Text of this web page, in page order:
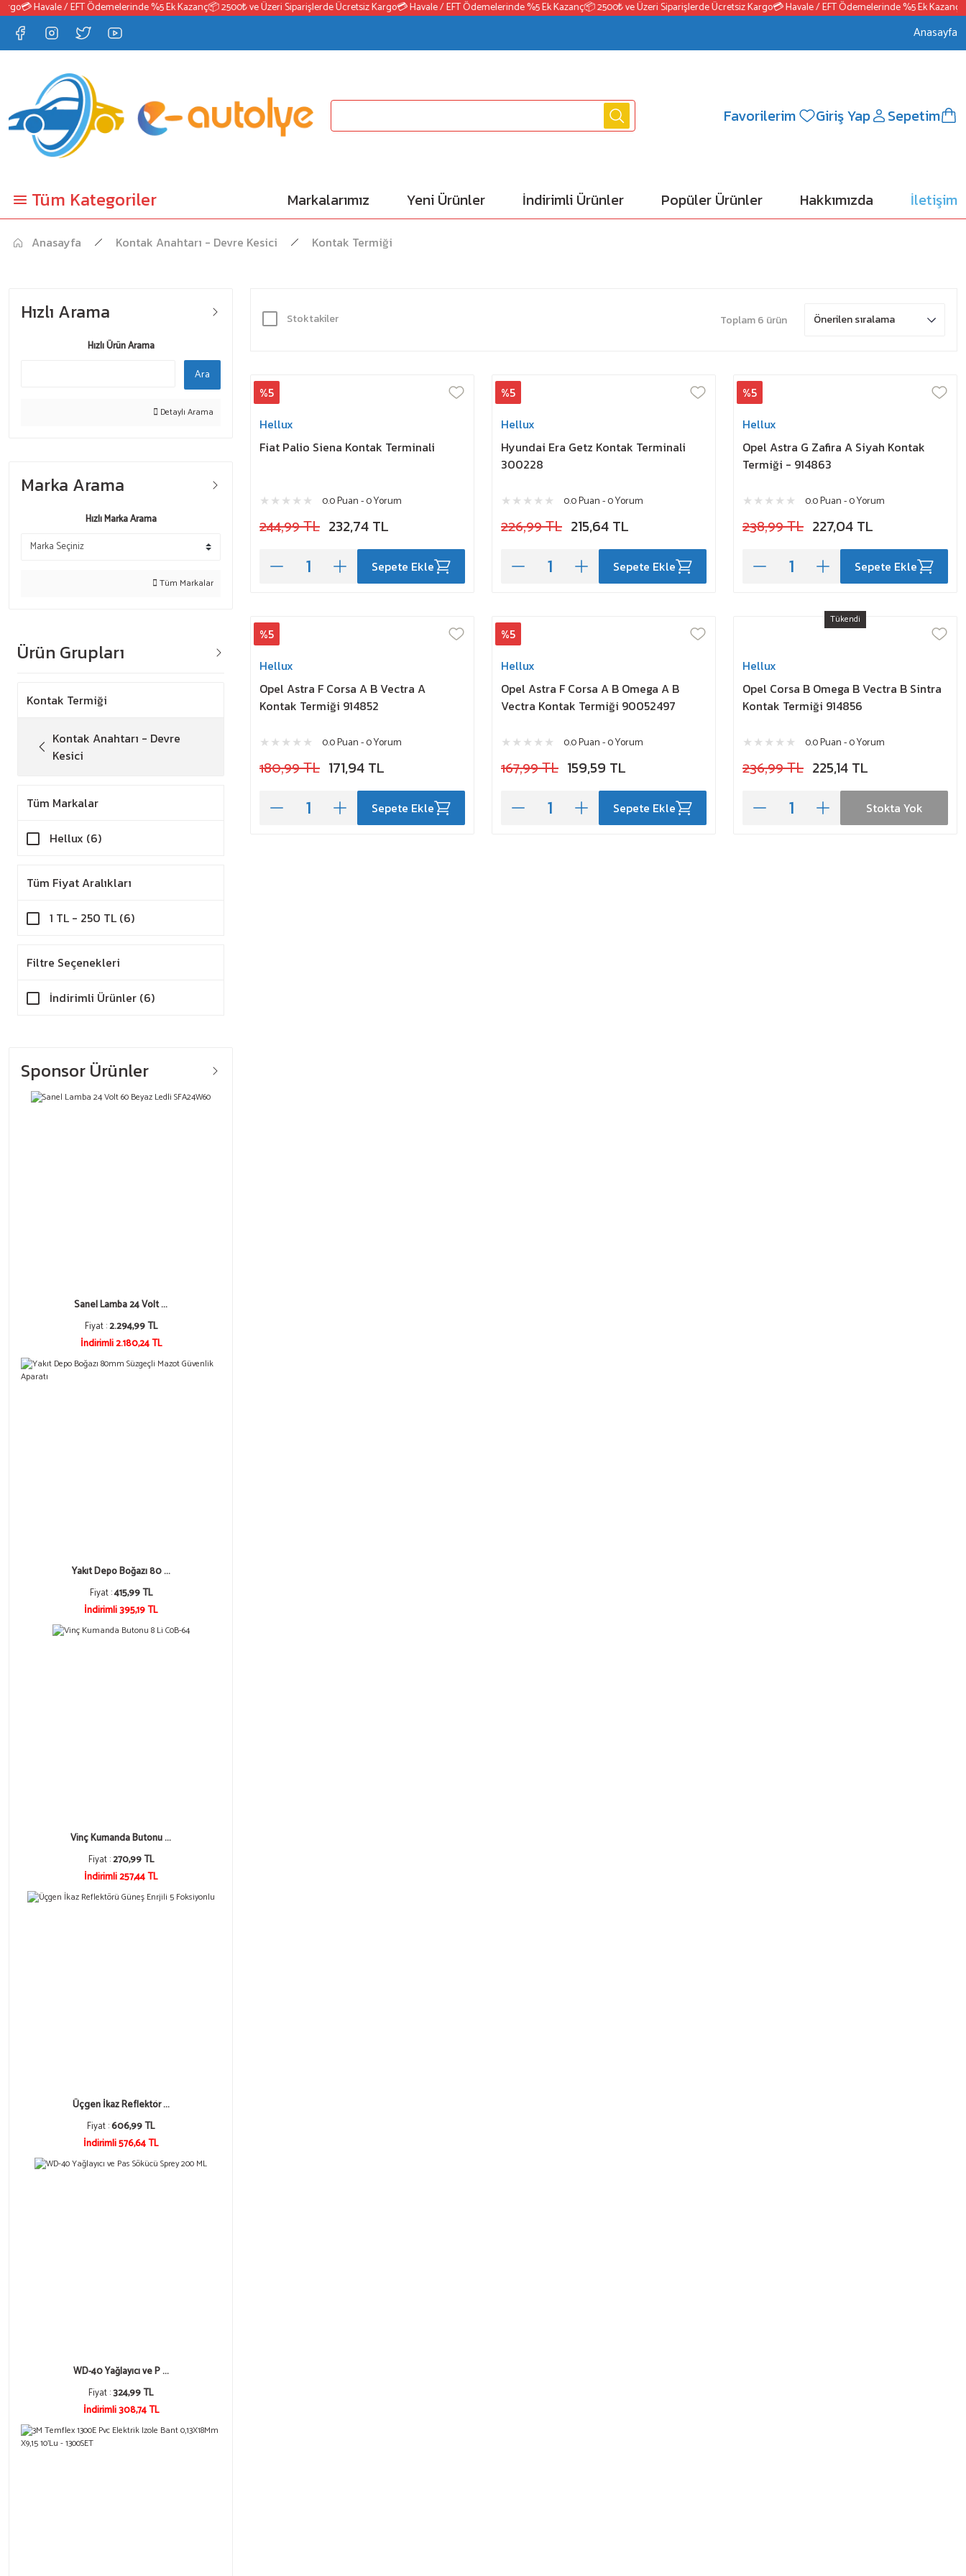
💳 Havale / EFT Ödemelerinde %5 Ek Kazanç📦 2500₺ ve Üzeri Siparişlerde Ücretsiz Kargo💳 Havale / EFT Ödemelerinde %5 Ek Kazanç📦 2500₺ ve Üzeri Siparişlerde Ücretsiz Kargo💳 Havale / EFT Ödemelerinde %5 Ek Kazanç
Anasayfa
Favorilerim Giriş Yap Sepetim
Tüm Kategoriler Markalarımız Yeni Ürünler İndirimli Ürünler Popüler Ürünler Hakkımızda İletişim
Anasayfa Kontak Anahtarı - Devre Kesici Kontak Termiği
Hızlı Arama
Hızlı Ürün Arama
Ara
Detaylı Arama
Marka Arama
Hızlı Marka Arama
Tüm Markalar
Ürün Grupları
Kontak Termiği
Kontak Anahtarı - Devre
Kesici
Tüm Markalar
Hellux (6)
Tüm Fiyat Aralıkları
1 TL - 250 TL (6)
Filtre Seçenekleri
İndirimli Ürünler (6)
Sponsor Ürünler
Sanel Lamba 24 Volt ...
Fiyat :2.294,99 TL
İndirimli 2.180,24 TL
Yakıt Depo Boğazı 80 ...
Fiyat :415,99 TL
İndirimli 395,19 TL
Vinç Kumanda Butonu ...
Fiyat :270,99 TL
İndirimli 257,44 TL
Üçgen İkaz Reflektör ...
Fiyat :606,99 TL
İndirimli 576,64 TL
WD-40 Yağlayıcı ve P ...
Fiyat :324,99 TL
İndirimli 308,74 TL
Stoktakiler Toplam 6 ürün
%5
Hellux
Fiat Palio Siena Kontak Terminali
0.0 Puan - 0 Yorum
244,99 TL 232,74 TL
Sepete Ekle
%5
Hellux
Hyundai Era Getz Kontak Terminali
300228
0.0 Puan - 0 Yorum
226,99 TL 215,64 TL
Sepete Ekle
%5
Hellux
Opel Astra G Zafira A Siyah Kontak
Termiği - 914863
0.0 Puan - 0 Yorum
238,99 TL 227,04 TL
Sepete Ekle
%5
Hellux
Opel Astra F Corsa A B Vectra A
Kontak Termiği 914852
0.0 Puan - 0 Yorum
180,99 TL 171,94 TL
Sepete Ekle
%5
Hellux
Opel Astra F Corsa A B Omega A B
Vectra Kontak Termiği 90052497
0.0 Puan - 0 Yorum
167,99 TL 159,59 TL
Sepete Ekle
Tükendi
Hellux
Opel Corsa B Omega B Vectra B Sintra
Kontak Termiği 914856
0.0 Puan - 0 Yorum
236,99 TL 225,14 TL
Stokta Yok